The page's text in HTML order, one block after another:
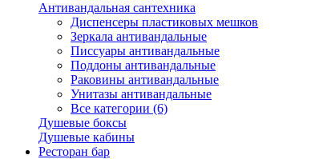
Антивандальная сантехника
Диспенсеры пластиковых мешков
Зеркала антивандальные
Писсуары антивандальные
Поддоны антивандальные
Раковины антивандальные
Унитазы антивандальные
Все категории (6)
Душевые боксы
Душевые кабины
Ресторан бар